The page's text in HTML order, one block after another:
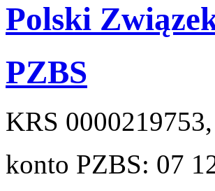
Polski
PZBS
KRS 0000219753
konto PZBS: 07